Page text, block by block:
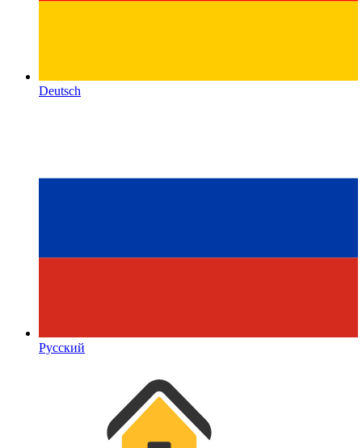
Deutsch
Русский